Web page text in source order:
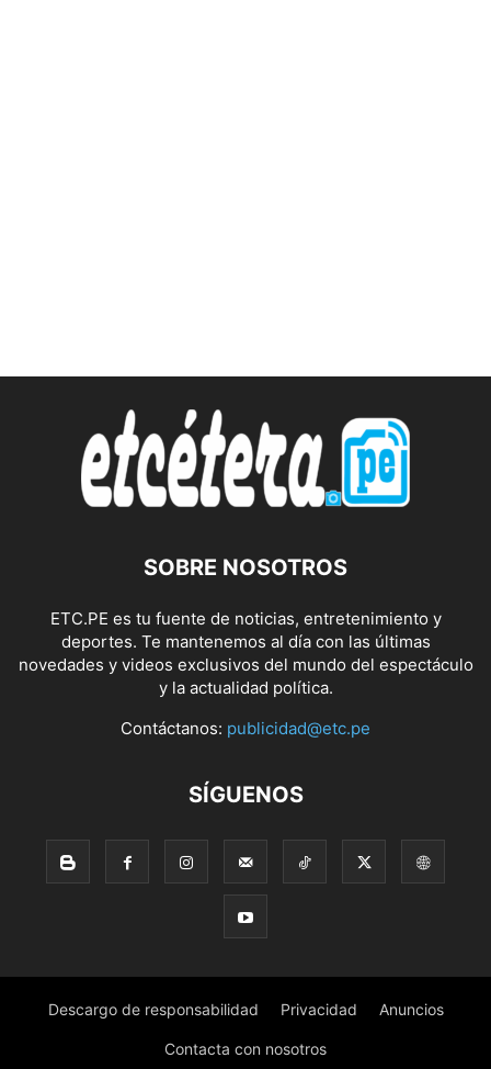
SOBRE NOSOTROS
ETC.PE es tu fuente de noticias, entretenimiento y
deportes. Te mantenemos al día con las últimas
novedades y videos exclusivos del mundo del espectáculo
y la actualidad política.
Contáctanos: publicidad@etc.pe
SÍGUENOS
Descargo de responsabilidad Privacidad Anuncios
Contacta con nosotros